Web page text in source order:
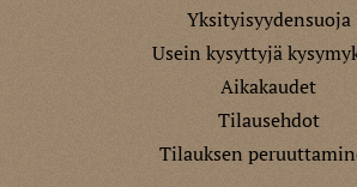
Yksityisyydensuoja
Usein kysyttyjä
Aikakaudet
Tilausehdot
Tilauksen